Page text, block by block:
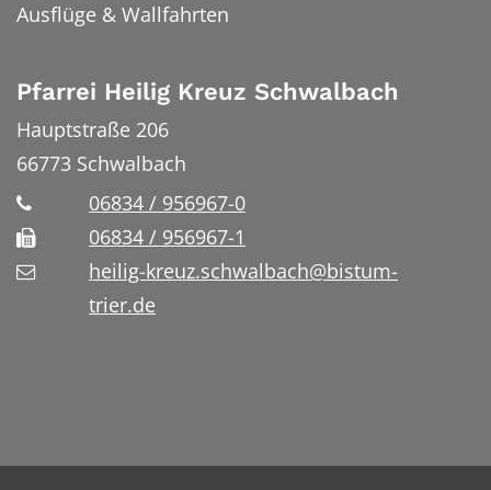
Ausflüge & Wallfahrten
Pfarrei Heilig Kreuz Schwalbach
Hauptstraße 206
66773 Schwalbach
06834 / 956967-0
06834 / 956967-1
heilig-kreuz.schwalbach@bistum-
trier.de